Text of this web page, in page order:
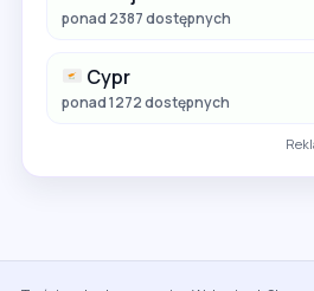
ponad 2387 dostępnych
Cypr
ponad 1272 dostępnych